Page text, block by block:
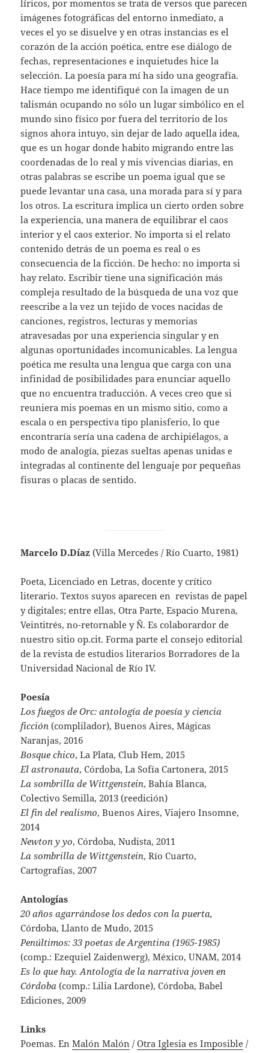
líricos, por momentos se trata de versos que parecen
imágenes fotográficas del entorno inmediato, a
veces el yo se disuelve y en otras instancias es el
corazón de la acción poética, entre ese diálogo de
fechas, representaciones e inquietudes hice la
selección. La poesía para mí ha sido una geografía.
Hace tiempo me identifiqué con la imagen de un
talismán ocupando no sólo un lugar simbólico en el
mundo sino físico por fuera del territorio de los
signos ahora intuyo, sin dejar de lado aquella idea,
que es un hogar donde habito migrando entre las
coordenadas de lo real y mis vivencias diarias, en
otras palabras se escribe un poema igual que se
puede levantar una casa, una morada para sí y para
los otros. La escritura implica un cierto orden sobre
la experiencia, una manera de equilibrar el caos
interior y el caos exterior. No importa si el relato
contenido detrás de un poema es real o es
consecuencia de la ficción. De hecho: no importa si
hay relato. Escribir tiene una significación más
compleja resultado de la búsqueda de una voz que
reescribe a la vez un tejido de voces nacidas de
canciones, registros, lecturas y memorias
atravesadas por una experiencia singular y en
algunas oportunidades incomunicables. La lengua
poética me resulta una lengua que carga con una
infinidad de posibilidades para enunciar aquello
que no encuentra traducción. A veces creo que si
reuniera mis poemas en un mismo sitio, como a
escala o en perspectiva tipo planisferio, lo que
encontraría sería una cadena de archipiélagos, a
modo de analogía, piezas sueltas apenas unidas e
integradas al continente del lenguaje por pequeñas
fisuras o placas de sentido.
Marcelo D.Díaz (Villa Mercedes / Río Cuarto, 1981)
Poeta, Licenciado en Letras, docente y crítico
literario. Textos suyos aparecen en revistas de papel
y digitales; entre ellas, Otra Parte, Espacio Murena,
Veintitrés, no-retornable y Ñ. Es colaborardor de
nuestro sitio op.cit.Forma parte el consejo editorial
de la revista de estudios literarios Borradores de la
Universidad Nacional de Río IV.
Poesía
Los fuegos de Orc: antología de poesía y ciencia
ficción (complilador), Buenos Aires, Mágicas
Naranjas, 2016
Bosque chico, La Plata, Club Hem, 2015
El astronauta, Córdoba, La Sofía Cartonera, 2015
La sombrilla de Wittgenstein, Bahía Blanca,
Colectivo Semilla, 2013 (reedición)
El fin del realismo, Buenos Aires, Viajero Insomne,
2014
Newton y yo, Córdoba, Nudista, 2011
La sombrilla de Wittgenstein, Río Cuarto,
Cartografías, 2007
Antologías
20 años agarrándose los dedos con la puerta,
Córdoba, Llanto de Mudo, 2015
Penúltimos: 33 poetas de Argentina (1965-1985)
(comp.: Ezequiel Zaidenwerg), México, UNAM, 2014
Es lo que hay. Antología de la narrativa joven en
Córdoba (comp.: Lilia Lardone), Córdoba, Babel
Ediciones, 2009
Links
Poemas. EnMalón Malón /Otra Iglesia es Imposible /